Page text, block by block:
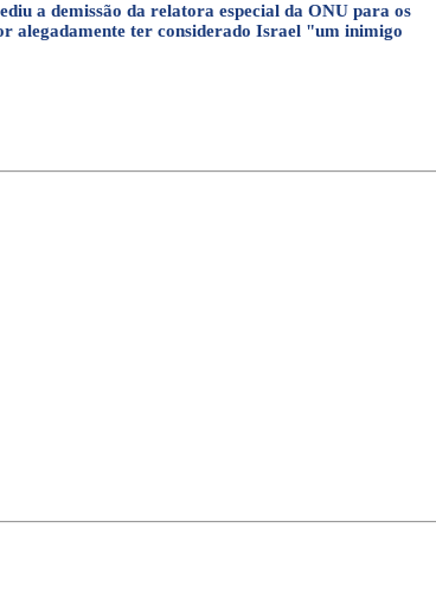
a demissão da relatora especial da ONU para os
alegadamente ter considerado Israel "um inimigo